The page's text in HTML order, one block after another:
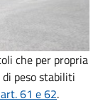
che per propria
peso stabiliti
61 e 62.